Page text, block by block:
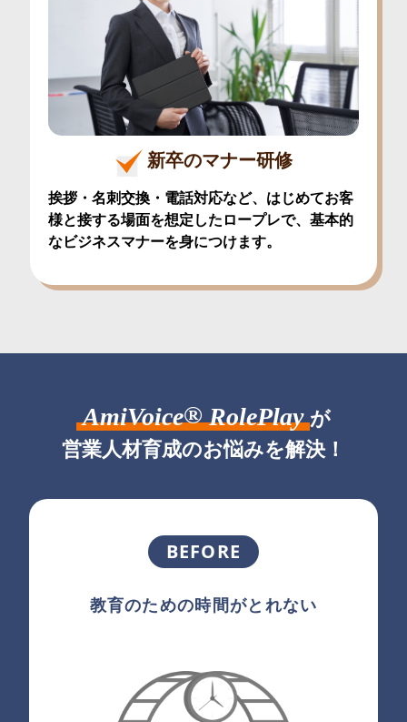
新卒のマナー研修
挨拶・名刺交換・電話対応など、はじめてお客
様と接する場面を想定したロープレで、基本的
なビジネスマナーを身につけます。
AmiVoice®RolePlay が
営業人材育成のお悩みを解決！
BEFORE
教育のための時間がとれない